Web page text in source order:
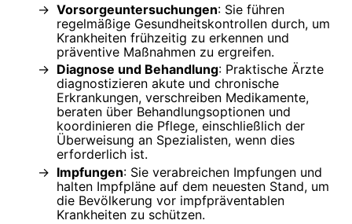
Vorsorgeuntersuchungen: Sie führen
regelmäßige Gesundheitskontrollen durch, um
Krankheiten frühzeitig zu erkennen und
präventive Maßnahmen zu ergreifen.
Diagnose und Behandlung: Praktische Ärzte
diagnostizieren akute und chronische
Erkrankungen, verschreiben Medikamente,
beraten über Behandlungsoptionen und
koordinieren die Pflege, einschließlich der
Überweisung an Spezialisten, wenn dies
erforderlich ist.
Impfungen: Sie verabreichen Impfungen und
halten Impfpläne auf dem neuesten Stand, um
die Bevölkerung vor impfpräventablen
Krankheiten zu schützen.